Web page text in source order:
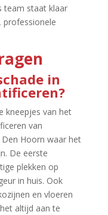
team staat klaar
professionele
in
kneepjes van het
van
Hoorn waar het
De eerste
plekken op
in huis.​ Ook
en vloeren
altijd aan te